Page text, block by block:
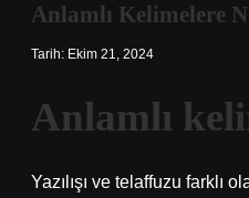
Anlamlı Kelimelere
Tarih: Ekim 21, 2024
Anlamlı
Yazılışı ve telaffuzu farklı